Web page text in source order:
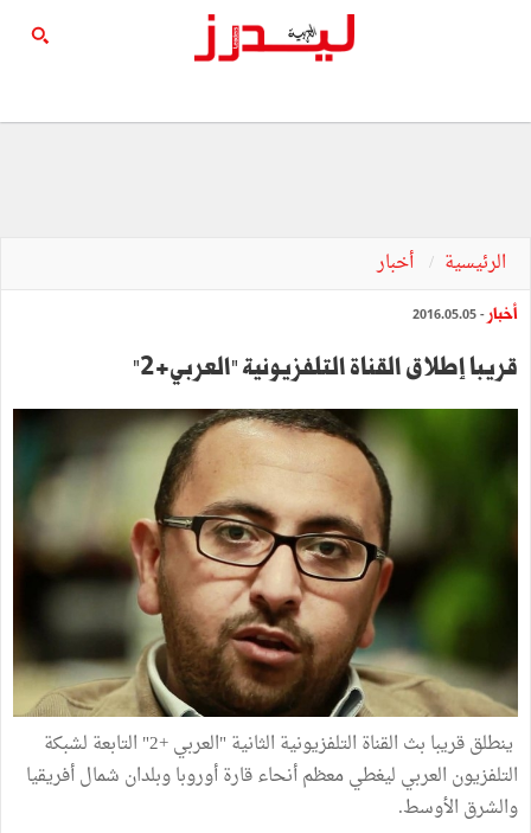
الرئيسية أخبار
أخبار - 2016.05.05
قريبا إطلاق القناة التلفزيونية "العربي+2"
ينطلق قريبا بث القناة التلفزيونية الثانية "العربي +2" التابعة لشبكة
التلفزيون العربي ليغطي معظم أنحاء قارة أوروبا وبلدان شمال أفريقيا
والشرق الأوسط.